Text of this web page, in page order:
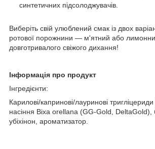
синтетичних підсолоджувачів.
Виберіть свій улюблений смак із двох
ротової порожнини — м'ятний або
довготривалого свіжого дихання!
Інформація про продукт
Інгредієнти:
Карилові/капринові/лауринові
насіння Bixa orellana (GG-Gold, DeltaGold),
убіхінон, ароматизатор.